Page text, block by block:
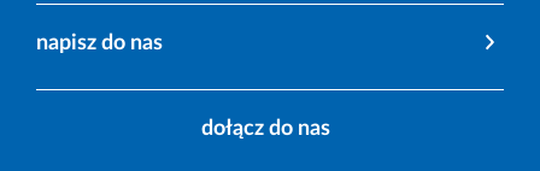
napisz do nas
dołącz do nas